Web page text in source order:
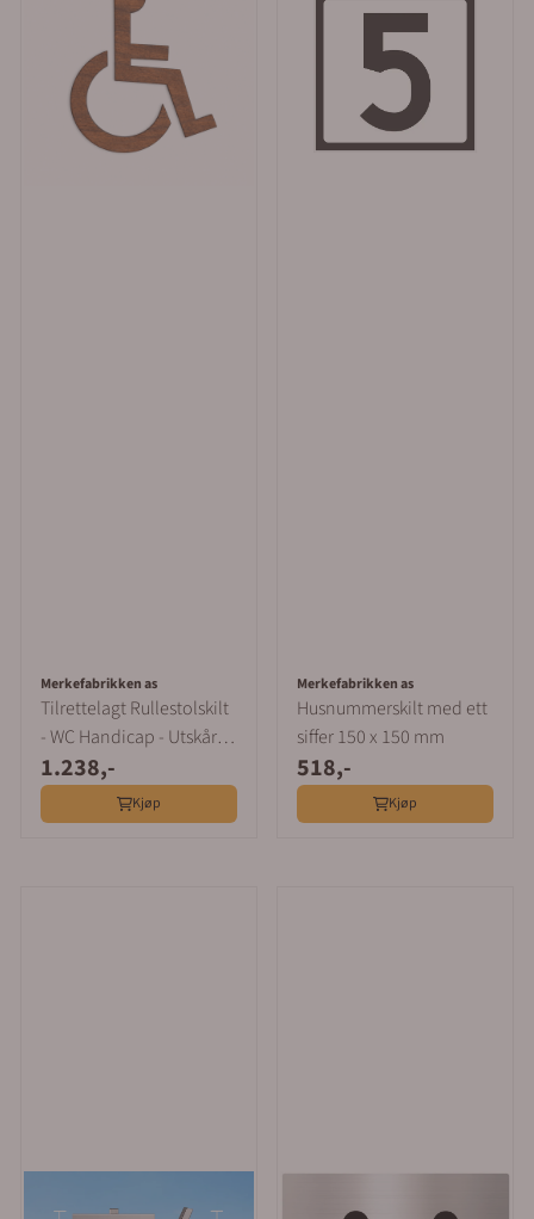
Merkefabrikken as
Tilrettelagt Rullestolskilt
- WC Handicap - Utskåret
Tre 150 mm
1.238,-
Kjøp
Merkefabrikken as
Husnummerskilt med ett
siffer 150 x 150 mm
518,-
Kjøp